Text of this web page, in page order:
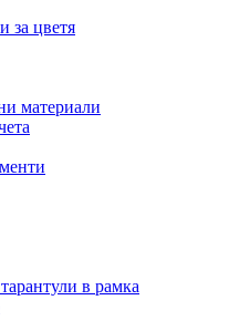
за цветя
материали
в рамка